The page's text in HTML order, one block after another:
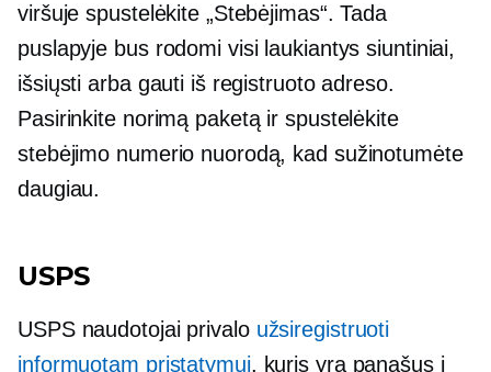
viršuje spustelėkite „Stebėjimas“. Tada
puslapyje bus rodomi visi laukiantys siuntiniai,
išsiųsti arba gauti iš registruoto adreso.
Pasirinkite norimą paketą ir spustelėkite
stebėjimo numerio nuorodą, kad sužinotumėte
daugiau.
USPS
USPS naudotojai privalo užsiregistruoti
informuotam pristatymui, kuris yra panašus į